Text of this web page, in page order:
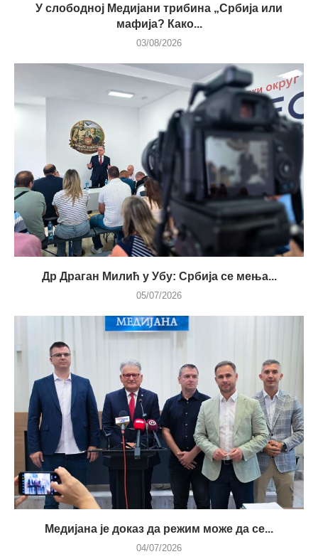
У слободној Медијани трибина „Србија или
мафија? Како...
03/08/2026
Др Драган Милић у Убу: Србија се мења...
05/07/2026
Медијана је доказ да режим може да се...
04/07/2026